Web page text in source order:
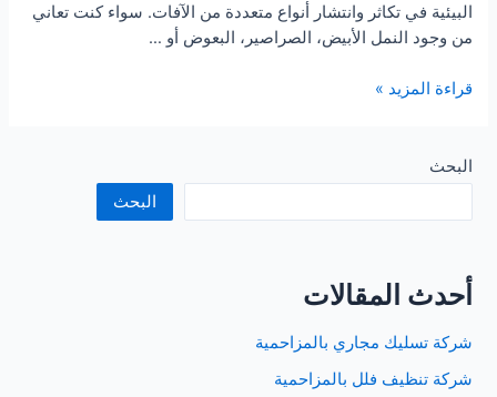
البيئية في تكاثر وانتشار أنواع متعددة من الآفات. سواء كنت تعاني
من وجود النمل الأبيض، الصراصير، البعوض أو …
شركة
بالقصيم
قراءة المزيد »
البحث
البحث
أحدث المقالات
شركة تسليك مجاري بالمزاحمية
شركة تنظيف فلل بالمزاحمية